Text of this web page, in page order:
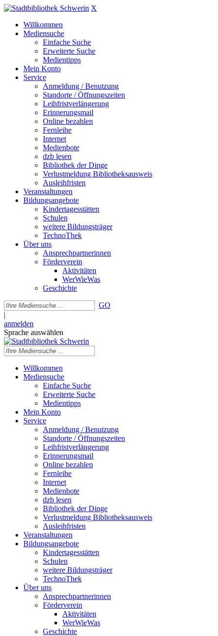
X
Willkommen
Mediensuche
Einfache Suche
Erweiterte Suche
Medientipps
Mein Konto
Service
Anmeldung / Benutzung
Standorte / Öffnungszeiten
Leihfristverlängerung
Erinnerungsmail
Online bezahlen
Fernleihe
Internet
Medienbote
dzb lesen
Bibliothek der Dinge
Verlustmeldung Bibliotheksausweis
Ausleihfristen
Veranstaltungen
Bildungsangebote
Kindertagesstätten
Schulen
weitere Bildungsträger
TechnoThek
Über uns
Ansprechpartnerinnen
Förderverein
Aktivitäten
WerWieWas
Geschichte
GO
|
anmelden
Sprache auswählen
Willkommen
Mediensuche
Einfache Suche
Erweiterte Suche
Medientipps
Mein Konto
Service
Anmeldung / Benutzung
Standorte / Öffnungszeiten
Leihfristverlängerung
Erinnerungsmail
Online bezahlen
Fernleihe
Internet
Medienbote
dzb lesen
Bibliothek der Dinge
Verlustmeldung Bibliotheksausweis
Ausleihfristen
Veranstaltungen
Bildungsangebote
Kindertagesstätten
Schulen
weitere Bildungsträger
TechnoThek
Über uns
Ansprechpartnerinnen
Förderverein
Aktivitäten
WerWieWas
Geschichte